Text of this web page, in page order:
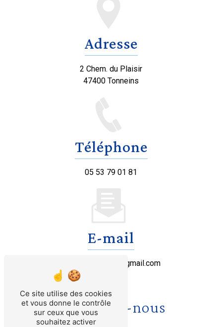
Adresse
2 Chem. du Plaisir
47400 Tonneins
Téléphone
05 53 79 01 81
E-mail
lepetitgascon47@gmail.com
Contactez-nous
Ce site utilise des cookies
et vous donne le contrôle
sur ceux que vous
souhaitez activer